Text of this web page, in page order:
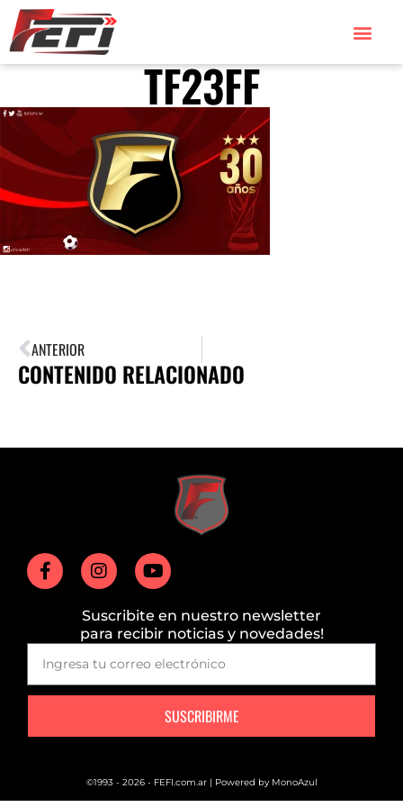
TF23FF
ANTERIOR
CONTENIDO RELACIONADO
Suscribite en nuestro newsletter
para recibir noticias y novedades!
SUSCRIBIRME
©1993 - 2026 - FEFI.com.ar | Powered by MonoAzul